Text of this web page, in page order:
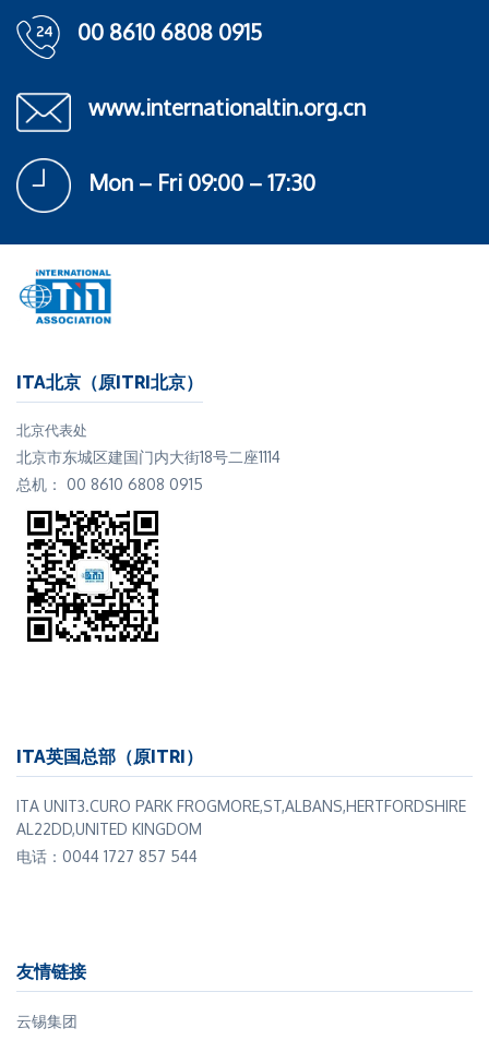
00 8610 6808 0915
www.internationaltin.org.cn
Mon – Fri 09:00 – 17:30
ITA北京（原ITRI北京）
北京代表处
北京市东城区建国门内大街18号二座1114
总机： 00 8610 6808 0915
ITA英国总部（原ITRI）
ITA UNIT3.CURO PARK FROGMORE,ST,ALBANS,HERTFORDSHIRE
AL22DD,UNITED KINGDOM
电话：0044 1727 857 544
友情链接
云锡集团